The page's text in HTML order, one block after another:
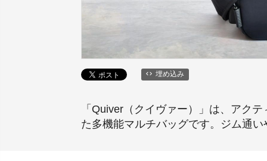
埋め込み
「Quiver（クイヴァー）」は、アク
た多機能マルチバッグです。ジム通